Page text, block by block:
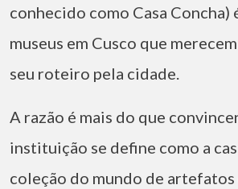
conhecido como Casa Concha)
museus em Cusco que
seu roteiro pela cidade.
A razão é mais do que
instituição se define como a
coleção do mundo de artefatos